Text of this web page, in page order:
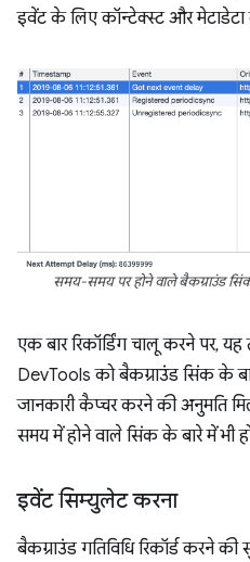
इवेंट के लिए कॉन्टेक्स्ट और मेटाडेटा
समय-समय पर होने वाले बैकग्राउंड
एक बार रिकॉर्डिंग चालू करने पर,
DevTools को बैकग्राउंड सिंक के
जानकारी कैप्चर करने की अनुमति
समय में होने वाले सिंक के बारे में भी
इवेंट सिम्युलेट करना
बैकग्राउंड गतिविधि रिकॉर्ड करने